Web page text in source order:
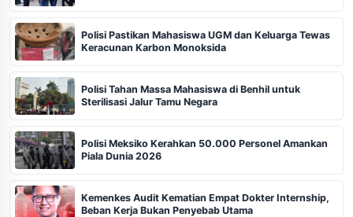
Polisi Pastikan Mahasiswa UGM dan Keluarga Tewas
Keracunan Karbon Monoksida
Polisi Tahan Massa Mahasiswa di Benhil untuk
Sterilisasi Jalur Tamu Negara
Polisi Meksiko Kerahkan 50.000 Personel Amankan
Piala Dunia 2026
Kemenkes Audit Kematian Empat Dokter Internship,
Beban Kerja Bukan Penyebab Utama